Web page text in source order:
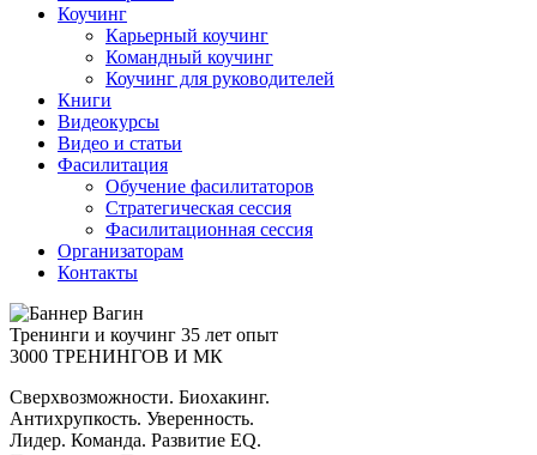
Коучинг
Карьерный коучинг
Командный коучинг
Коучинг для руководителей
Книги
Видеокурсы
Видео и статьи
Фасилитация
Обучение фасилитаторов
Стратегическая сессия
Фасилитационная сессия
Организаторам
Контакты
Тренинги и коучинг 35 лет опыт
3000 ТРЕНИНГОВ И МК
Сверхвозможности. Биохакинг.
Антихрупкость. Уверенность.
Лидер. Команда. Развитие EQ.